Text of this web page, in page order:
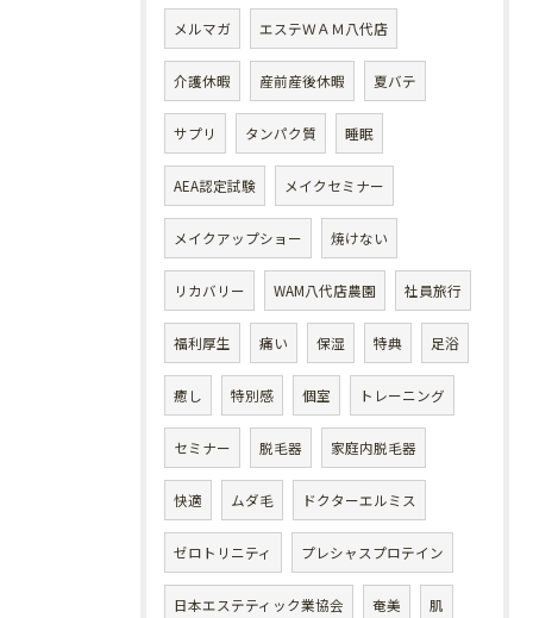
メルマガ エステＷＡＭ八代店
介護休暇 産前産後休暇 夏バテ
サプリ タンパク質 睡眠
AEA認定試験 メイクセミナー
メイクアップショー 焼けない
リカバリー WAM八代店農園 社員旅行
福利厚生 痛い 保湿 特典 足浴
癒し 特別感 個室 トレーニング
セミナー 脱毛器 家庭内脱毛器
快適 ムダ毛 ドクターエルミス
ゼロトリニティ プレシャスプロテイン
日本エステティック業協会 奄美 肌